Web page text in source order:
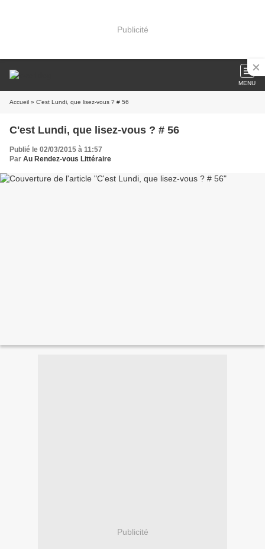
Publicité
MENU
Accueil » C'est Lundi, que lisez-vous ? # 56
C'est Lundi, que lisez-vous ? # 56
Publié le 02/03/2015 à 11:57
Par Au Rendez-vous Littéraire
Publicité